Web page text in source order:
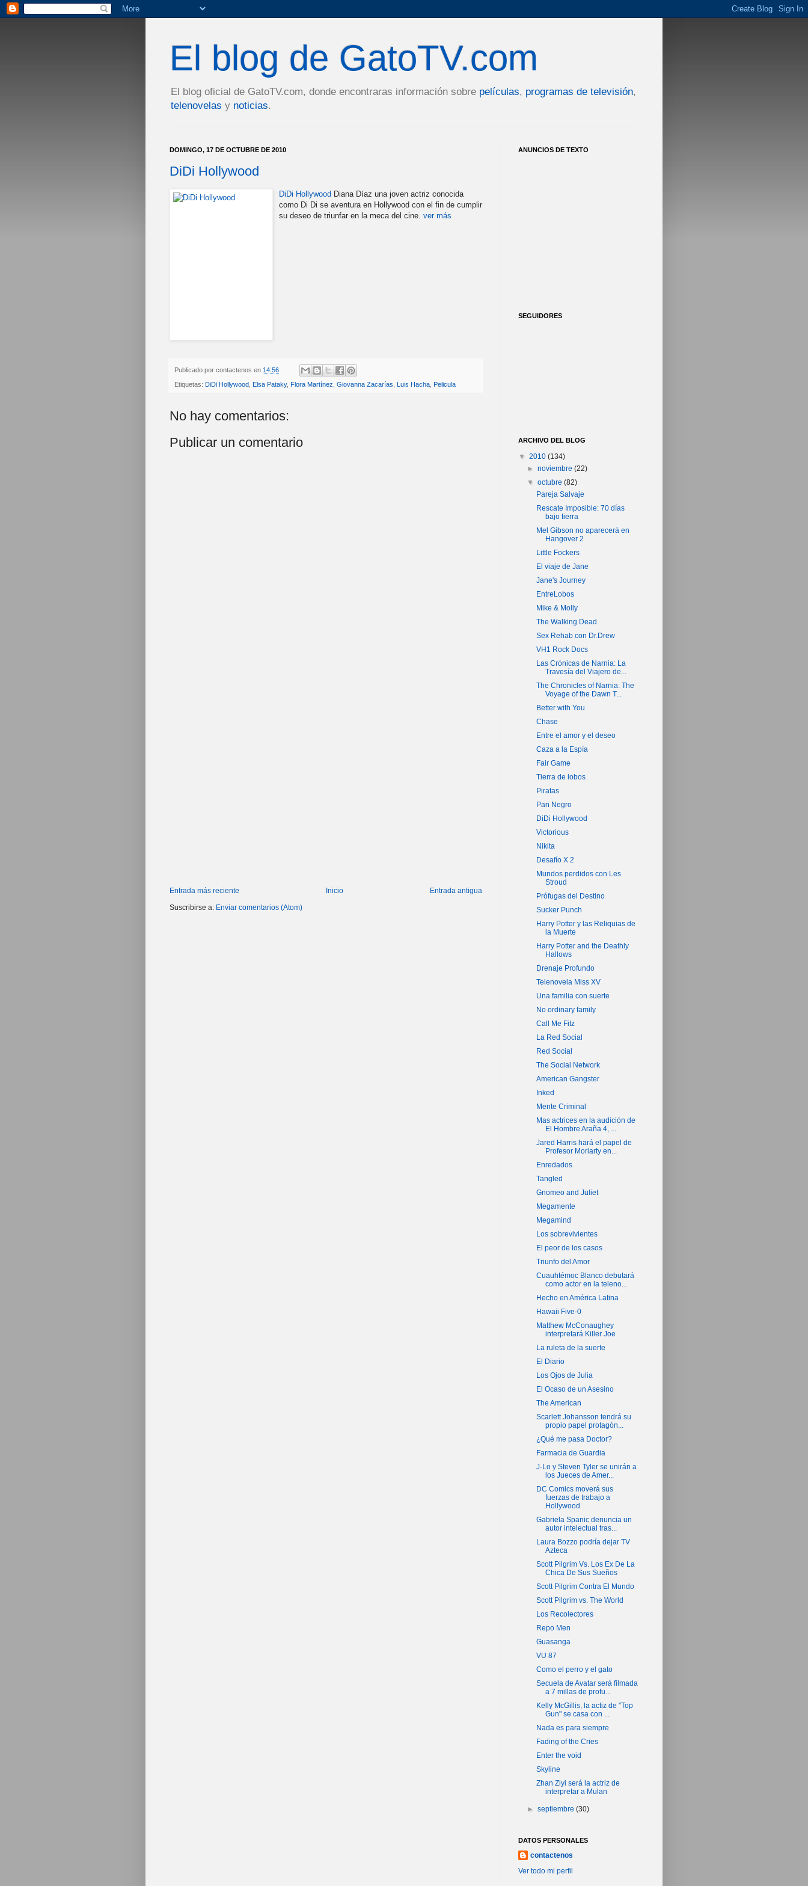
El blog de GatoTV.com
El blog oficial de GatoTV.com, donde encontraras información sobre películas, programas de televisión,
telenovelas y noticias.
DOMINGO, 17 DE OCTUBRE DE 2010
DiDi Hollywood
DiDi Hollywood Diana Díaz una joven actriz conocida
como Di Di se aventura en Hollywood con el fin de cumplir
su deseo de triunfar en la meca del cine. ver más
Publicado por contactenos en 14:56
Etiquetas: DiDi Hollywood Elsa Pataky, Flora Martínez Giovanna Zacarías Luis Hacha Pelicula
No hay comentarios:
Publicar un comentario
Entrada más reciente Entrada antigua
Inicio
Suscribirse a: Enviar comentarios (Atom)
ANUNCIOS DE TEXTO
SEGUIDORES
ARCHIVO DEL BLOG
▼ 2010 (134)
►noviembre(22)
▼octubre(82)
Pareja Salvaje
Rescate Imposible: 70 días
bajo tierra
Mel Gibson no aparecerá en
Hangover 2
Little Fockers
El viaje de Jane
Jane's Journey
EntreLobos
Mike & Molly
The Walking Dead
Sex Rehab con Dr.Drew
VH1 Rock Docs
Las Crónicas de Narnia: La
Travesía del Viajero de...
The Chronicles of Narnia: The
Voyage of the Dawn T...
Better with You
Chase
Entre el amor y el deseo
Caza a la Espía
Fair Game
Tierra de lobos
Piratas
Pan Negro
DiDi Hollywood
Victorious
Nikita
Desafío X 2
Mundos perdidos con Les
Stroud
Prófugas del Destino
Sucker Punch
Harry Potter y las Reliquias de
la Muerte
Harry Potter and the Deathly
Hallows
Drenaje Profundo
Telenovela Miss XV
Una familia con suerte
No ordinary family
Call Me Fitz
La Red Social
Red Social
The Social Network
American Gangster
Inked
Mente Criminal
Mas actrices en la audición de
El Hombre Araña 4, ...
Jared Harris hará el papel de
Profesor Moriarty en...
Enredados
Tangled
Gnomeo and Juliet
Megamente
Megamind
Los sobrevivientes
El peor de los casos
Triunfo del Amor
Cuauhtémoc Blanco debutará
como actor en la teleno...
Hecho en América Latina
Hawaii Five-0
Matthew McConaughey
interpretará Killer Joe
La ruleta de la suerte
El Diario
Los Ojos de Julia
El Ocaso de un Asesino
The American
Scarlett Johansson tendrá su
propio papel protagón...
¿Qué me pasa Doctor?
Farmacia de Guardia
J-Lo y Steven Tyler se unirán a
los Jueces de Amer...
DC Comics moverá sus
fuerzas de trabajo a
Hollywood
Gabriela Spanic denuncia un
autor intelectual tras...
Laura Bozzo podría dejar TV
Azteca
Scott Pilgrim Vs. Los Ex De La
Chica De Sus Sueños
Scott Pilgrim Contra El Mundo
Scott Pilgrim vs. The World
Los Recolectores
Repo Men
Guasanga
VU 87
Como el perro y el gato
Secuela de Avatar será filmada
a 7 millas de profu...
Kelly McGillis, la actiz de "Top
Gun" se casa con ...
Nada es para siempre
Fading of the Cries
Enter the void
Skyline
Zhan Ziyi será la actriz de
interpretar a Mulan
►septiembre(30)
DATOS PERSONALES
contactenos
Ver todo mi perfil